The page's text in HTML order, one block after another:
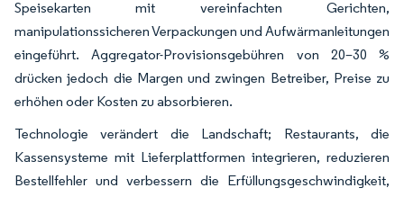
Speisekarten mit vereinfachten Gerichten,
manipulationssicheren Verpackungen und Aufwärmanleitungen
eingeführt. Aggregator-Provisionsgebühren von 20–30 %
drücken jedoch die Margen und zwingen Betreiber, Preise zu
erhöhen oder Kosten zu absorbieren.
Technologie verändert die Landschaft; Restaurants, die
Kassensysteme mit Lieferplattformen integrieren, reduzieren
Bestellfehler und verbessern die Erfüllungsgeschwindigkeit,